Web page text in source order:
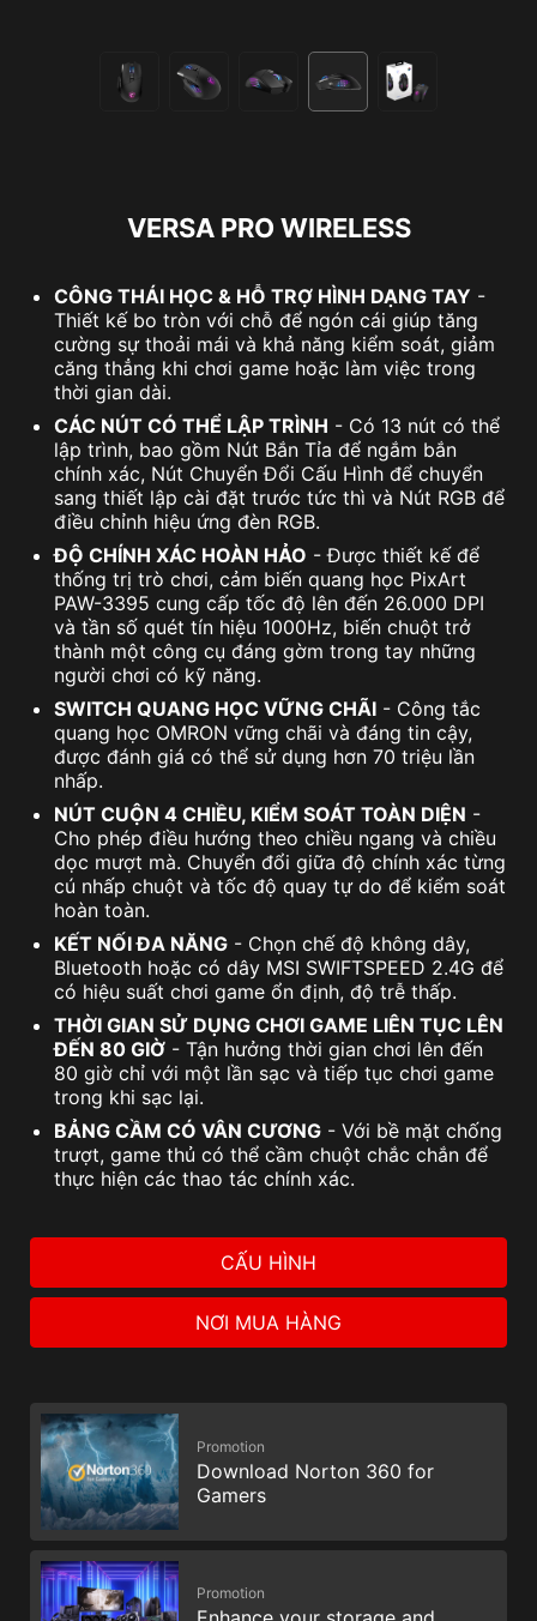
VERSA PRO WIRELESS
CÔNG THÁI HỌC & HỖ TRỢ HÌNH DẠNG TAY -
Thiết kế bo tròn với chỗ để ngón cái giúp tăng
cường sự thoải mái và khả năng kiểm soát, giảm
căng thẳng khi chơi game hoặc làm việc trong
thời gian dài.
CÁC NÚT CÓ THỂ LẬP TRÌNH - Có 13 nút có thể
lập trình, bao gồm Nút Bắn Tỉa để ngắm bắn
chính xác, Nút Chuyển Đổi Cấu Hình để chuyển
sang thiết lập cài đặt trước tức thì và Nút RGB để
điều chỉnh hiệu ứng đèn RGB.
ĐỘ CHÍNH XÁC HOÀN HẢO - Được thiết kế để
thống trị trò chơi, cảm biến quang học PixArt
PAW-3395 cung cấp tốc độ lên đến 26.000 DPI
và tần số quét tín hiệu 1000Hz, biến chuột trở
thành một công cụ đáng gờm trong tay những
người chơi có kỹ năng.
SWITCH QUANG HỌC VỮNG CHÃI - Công tắc
quang học OMRON vững chãi và đáng tin cậy,
được đánh giá có thể sử dụng hơn 70 triệu lần
nhấp.
NÚT CUỘN 4 CHIỀU, KIỂM SOÁT TOÀN DIỆN -
Cho phép điều hướng theo chiều ngang và chiều
dọc mượt mà. Chuyển đổi giữa độ chính xác từng
cú nhấp chuột và tốc độ quay tự do để kiểm soát
hoàn toàn.
KẾT NỐI ĐA NĂNG - Chọn chế độ không dây,
Bluetooth hoặc có dây MSI SWIFTSPEED 2.4G để
có hiệu suất chơi game ổn định, độ trễ thấp.
THỜI GIAN SỬ DỤNG CHƠI GAME LIÊN TỤC LÊN
ĐẾN 80 GIỜ - Tận hưởng thời gian chơi lên đến
80 giờ chỉ với một lần sạc và tiếp tục chơi game
trong khi sạc lại.
BẢNG CẦM CÓ VÂN CƯƠNG - Với bề mặt chống
trượt, game thủ có thể cầm chuột chắc chắn để
thực hiện các thao tác chính xác.
CẤU HÌNH
NƠI MUA HÀNG
Promotion
Download Norton 360 for
Gamers
Promotion